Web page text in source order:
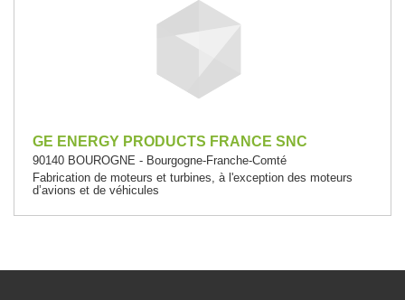
GE ENERGY PRODUCTS FRANCE SNC
90140 BOUROGNE - Bourgogne-Franche-Comté
Fabrication de moteurs et turbines, à l'exception des moteurs
d’avions et de véhicules